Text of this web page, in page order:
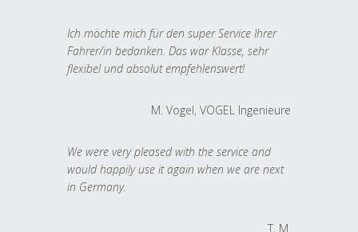
Ich möchte mich für den super Service Ihrer
Fahrer/in bedanken. Das war Klasse, sehr
flexibel und absolut empfehlenswert!
M. Vogel, VOGEL Ingenieure
We were very pleased with the service and
would happily use it again when we are next
in Germany.
T. M.